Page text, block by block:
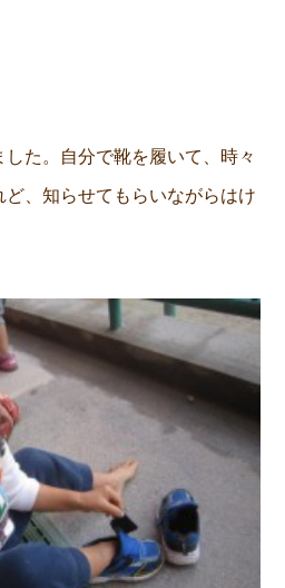
た。自分で靴を履いて、時々
、知らせてもらいながらはけ